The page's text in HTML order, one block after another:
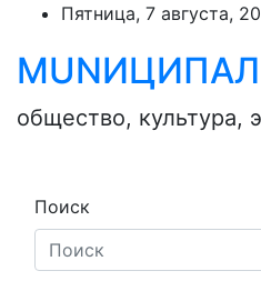
content
Пятница, 7 августа,
общество, культура,
Поиск